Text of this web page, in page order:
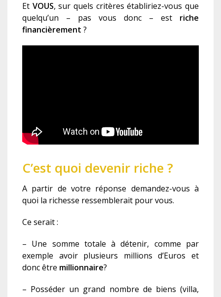
Et VOUS, sur quels critères établiriez-vous que
quelqu’un – pas vous donc – est riche
financièrement ?
C’est quoi devenir riche ?
A partir de votre réponse demandez-vous à
quoi la richesse ressemblerait pour vous.
Ce serait :
– Une somme totale à détenir, comme par
exemple avoir plusieurs millions d’Euros et
donc être millionnaire?
– Posséder un grand nombre de biens (villa,